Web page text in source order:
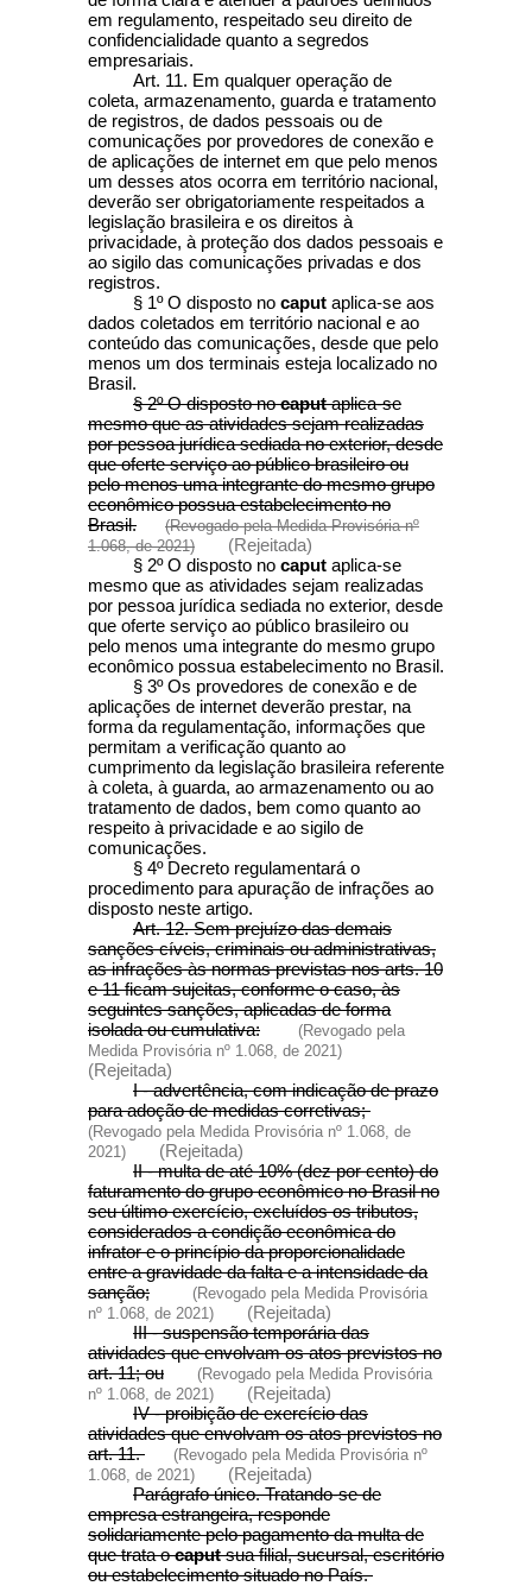
em regulamento, respeitado seu direito de
confidencialidade quanto a segredos
empresariais.
Art. 11. Em qualquer operação de
coleta, armazenamento, guarda e tratamento
de registros, de dados pessoais ou de
comunicações por provedores de conexão e
de aplicações de internet em que pelo menos
um desses atos ocorra em território nacional,
deverão ser obrigatoriamente respeitados a
legislação brasileira e os direitos à
privacidade, à proteção dos dados pessoais e
ao sigilo das comunicações privadas e dos
registros.
§ 1º O disposto no caput aplica-se aos
dados coletados em território nacional e ao
conteúdo das comunicações, desde que pelo
menos um dos terminais esteja localizado no
Brasil.
§ 2º O disposto nocaputaplica-se
mesmo que as atividades sejam realizadas
por pessoa jurídica sediada no exterior, desde
que oferte serviço ao público brasileiro ou
pelo menos uma integrante do mesmo grupo
econômico possua estabelecimento no
Brasil.
(Revogado pela Medida Provisória nº
1.068, de 2021)
(Rejeitada)
§ 2º O disposto no caput aplica-se
mesmo que as atividades sejam realizadas
por pessoa jurídica sediada no exterior, desde
que oferte serviço ao público brasileiro ou
pelo menos uma integrante do mesmo grupo
econômico possua estabelecimento no Brasil.
§ 3º Os provedores de conexão e de
aplicações de internet deverão prestar, na
forma da regulamentação, informações que
permitam a verificação quanto ao
cumprimento da legislação brasileira referente
à coleta, à guarda, ao armazenamento ou ao
tratamento de dados, bem como quanto ao
respeito à privacidade e ao sigilo de
comunicações.
§ 4º Decreto regulamentará o
procedimento para apuração de infrações ao
disposto neste artigo.
Art. 12. Sem prejuízo das demais
sanções cíveis, criminais ou administrativas,
as infrações às normas previstas nos arts. 10
e 11 ficam sujeitas, conforme o caso, às
seguintes sanções, aplicadas de forma
isolada ou cumulativa:
(Revogado pela
Medida Provisória nº 1.068, de 2021)
(Rejeitada)
I - advertência, com indicação de prazo
para adoção de medidas corretivas;
(Revogado pela Medida Provisória nº 1.068, de
2021)
(Rejeitada)
II - multa de até 10% (dez por cento) do
faturamento do grupo econômico no Brasil no
seu último exercício, excluídos os tributos,
considerados a condição econômica do
infrator e o princípio da proporcionalidade
entre a gravidade da falta e a intensidade da
sanção;
(Revogado pela Medida Provisória
nº 1.068, de 2021)
(Rejeitada)
III - suspensão temporária das
atividades que envolvam os atos previstos no
art. 11; ou
(Revogado pela Medida Provisória
nº 1.068, de 2021)
(Rejeitada)
IV - proibição de exercício das
atividades que envolvam os atos previstos no
art. 11.
(Revogado pela Medida Provisória nº
1.068, de 2021)
(Rejeitada)
Parágrafo único. Tratando-se de
empresa estrangeira, responde
solidariamente pelo pagamento da multa de
que trata ocaputsua filial, sucursal, escritório
ou estabelecimento situado no País.